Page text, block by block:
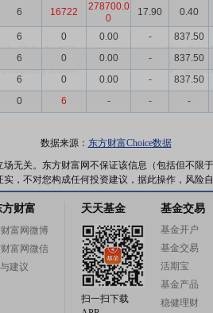
6 16722
278700.0
0
17.90 0.40
6 0 0.00 - 837.50
6 0 0.00 - 837.50
6 0 0.00 - 837.50
0 6 - - -
数据来源： 东方财富Choice数据
无关。东方财富网不保证该信息（包括但不
，不对您构成任何投资建议，据此操作，风险自
财富
富网微博
富网微信
建议
天天基金
扫一扫下载
基金交易
基金开户
基金交易
活期宝
基金产品
稳健理财